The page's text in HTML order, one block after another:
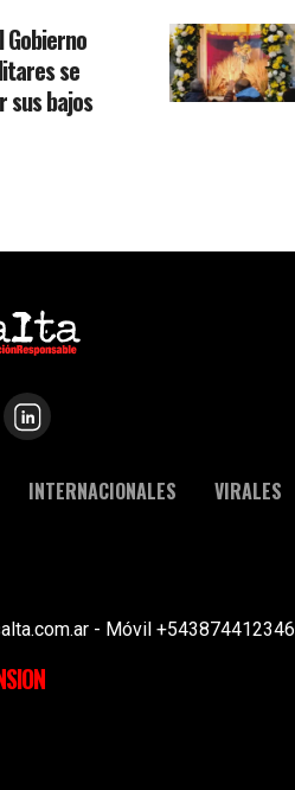
Gobierno
se
sus bajos
INTERNACIONALES VIRALES
- Móvil +543874412346